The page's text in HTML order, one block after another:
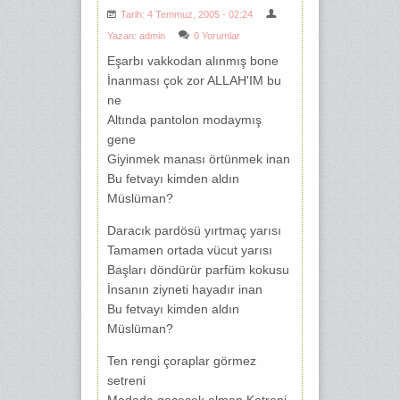
Tarih: 4 Temmuz, 2005 - 02:24
Yazan: admin 0 Yorumlar
Eşarbı vakkodan alınmış bone
İnanması çok zor ALLAH'IM bu
ne
Altında pantolon modaymış
gene
Giyinmek manası örtünmek inan
Bu fetvayı kimden aldın
Müslüman?
Daracık pardösü yırtmaç yarısı
Tamamen ortada vücut yarısı
Başları döndürür parfüm kokusu
İnsanın ziyneti hayadır inan
Bu fetvayı kimden aldın
Müslüman?
Ten rengi çoraplar görmez
setreni